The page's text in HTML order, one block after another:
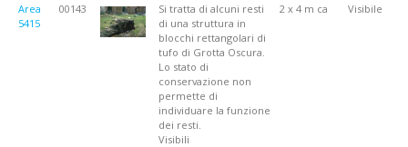
Area
5415
00143
Si tratta di alcuni resti
di una struttura in
blocchi rettangolari di
tufo di Grotta Oscura.
Lo stato di
conservazione non
permette di
individuare la funzione
dei resti.
Visibili
2 x 4 m ca Visibile